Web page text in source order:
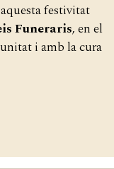
festivitat
Funeraris, en el
i amb la cura